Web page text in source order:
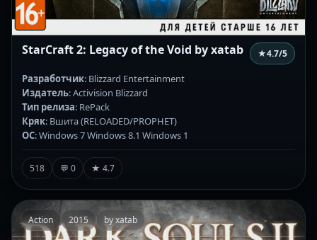
StarCraft 2: Legacy of the Void by xatab ★4.7/5
Разработчик: Blizzard Entertainment
Издатель: Activision Blizzard
Тип релиза: RePack
Кряк: Вшита (RELOADED/PROPHET)
ОС: Windows 7 Windows 8.1 Windows 1
518 💬 0 ★ 4.7
Action 2015 by xatab